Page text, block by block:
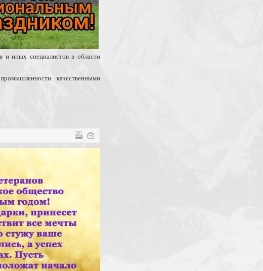
и иных специалистов в области
качественными